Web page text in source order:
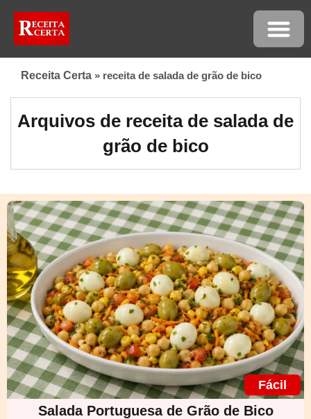
Receita Certa » receita de salada de grão de bico
Arquivos de receita de salada de
grão de bico
Fácil
Salada Portuguesa de Grão de Bico